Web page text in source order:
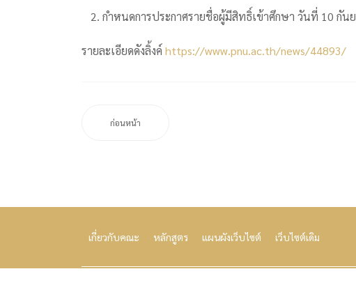
กำหนดการประกาศรายชื่อผู้มีสิทธิ์เข้าศึกษา วันที่ 10 กัน
รายละเอียดดังลิ้งค์ https://www.pnu.ac.th/news/44893/
ก่อนหน้า
เกี่ยวกับคณะ หลักสูตร แผนผังเว็บไซต์ เว็บไซต์เดิม